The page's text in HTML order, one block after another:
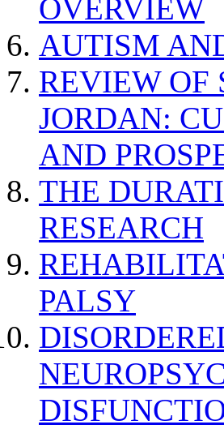
OVERVIEW
AUTISM
REVIEW OF
JORDAN:
AND
THE
RESEARCH
PALSY